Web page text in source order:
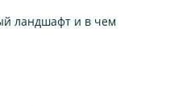
ландшафт и в чем